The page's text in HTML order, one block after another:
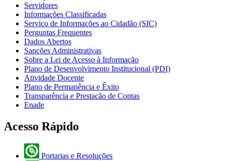
Servidores
Informações Classificadas
Serviço de Informações ao Cidadão (SIC)
Perguntas Frequentes
Dados Abertos
Sanções Administrativas
Sobre a Lei de Acesso à Informação
Plano de Desenvolvimento Institucional (PDI)
Atividade Docente
Plano de Permanência e Êxito
Transparência e Prestação de Contas
Enade
Acesso Rápido
Portarias e Resoluções